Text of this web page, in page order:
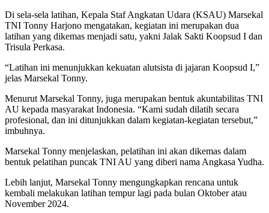
Di sela-sela latihan, Kepala Staf Angkatan Udara (KSAU) Marsekal
TNI Tonny Harjono mengatakan, kegiatan ini merupakan dua
latihan yang dikemas menjadi satu, yakni Jalak Sakti Koopsud I dan
Trisula Perkasa.
“Latihan ini menunjukkan kekuatan alutsista di jajaran Koopsud I,”
jelas Marsekal Tonny.
Menurut Marsekal Tonny, juga merupakan bentuk akuntabilitas TNI
AU kepada masyarakat Indonesia. “Kami sudah dilatih secara
profesional, dan ini ditunjukkan dalam kegiatan-kegiatan tersebut,”
imbuhnya.
Marsekal Tonny menjelaskan, pelatihan ini akan dikemas dalam
bentuk pelatihan puncak TNI AU yang diberi nama Angkasa Yudha.
Lebih lanjut, Marsekal Tonny mengungkapkan rencana untuk
kembali melakukan latihan tempur lagi pada bulan Oktober atau
November 2024.